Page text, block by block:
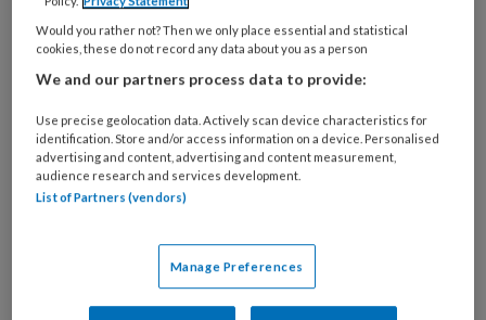
kurkdroog!
Ik had al bedacht dat het putje op het platte
dak misschien vol kon zitten met bladeren (je
hoopt toch op een simpele oplossing en je man
het dak opsturen schaar ik daar voor het
gemak maar even onder), maar helaas… dat kan
Bij een nadere inspectie zie ik dat mijn laminaat
op enkele plaatsen bij de naad aan oedeem
Would you rather not? Then we only place essential and statistical
cookies, these do not record any data about you as a person
We and our partners process data to provide:
Use precise geolocation data. Actively scan device characteristics for
identification. Store and/or access information on a device. Personalised
advertising and content, advertising and content measurement,
audience research and services development.
List of Partners (vendors)
Manage Preferences